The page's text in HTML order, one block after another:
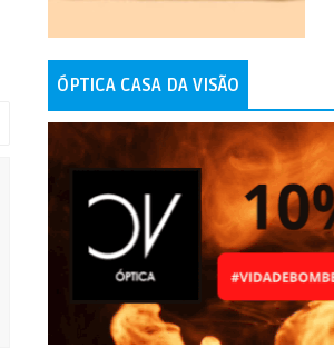
ÓPTICA CASA DA VISÃO